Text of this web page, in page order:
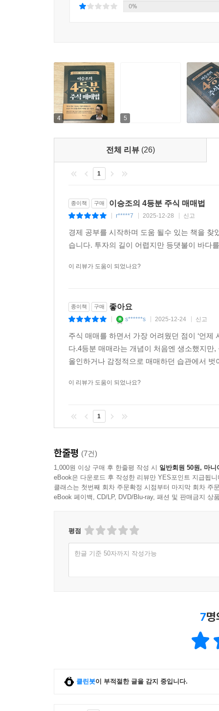
‘4등분법칙’은 파동이 완성된 후 다음 파동을 예
해야 추세 전환 신호로 해석할 수 있다. 그 외 블
능성을 가진 파동으로 평가할 수 있다.
---「2장 모노파동법칙: 4등분법칙의 한계를 보완
엔비디아와 SK하이닉스를 연결고리로 하는
으로 부각되고 있다. 따라서 이들 종목의 상대속
이러한 분석은 소부장(소재·부품·장비) 섹터 내
에서 ‘집중해야 할 종목’과 ‘관망해야 할 종목’을
---「2장 모노파동법칙: 4등분법칙의 한계를 보완
급등한 종목의 경우, 시장에서는 추가 상승 랠리
예상만큼 강하게 오르지 않고 변동성만 확대되는
그런데 한화오션도 7월 7일 120일 이동평균선을
되었고, 7월 31일 ‘조선주 펀드 1,500억 달러 조
도주로 부상하면서 2025년 3월 24일부터 전개된
개인적으로 매매대상을 선정해서 그 기업의 흥망
이건희 회장이 심근경색으로 쓰러지면서 중대한
없는 50:1 액면분할이었다.
---「3장 4등분법칙을 통한 대표기업 사례분석」중
액면분할은 자본금을 늘리지 않고, 기존 주식의
치게 높아져 거래가 활발하지 못한 상황에서 선
를 1/10로 낮추고 유통 주식 수를 늘려 거래를 활성
필자는 두 개의 계좌를 병행 운영할 것을 권한다.
레이딩 훈련 계좌’이다. 두 번째 계좌는 최소 3~4
공을 쌓는 용도다. 이 두 계좌를 병행하다 보면,
은 의외로 단순하다.
---「3장 4등분법칙을 통한 대표기업 사례분석」중
---「3장 4등분법칙을 통한 대표기업 사례분석」중
약하다.
이 책에서 제시하는 매수 타점과 매도 기준이 명
이 책은 실제 매매 타이밍을 알려줍니다. 시장에
싶은 분들에게 추천합니다.
_ 64세 은퇴자(투자 경력 13년)
0%
4 5
전체 리뷰 (26)
1
종이책 구매 이승조의 4등분 주식 매매법
r*****7 2025-12-28 신고
경제 공부를 시작하며 도움 될수 있는 책을
습니다. 투자의 길이 어렵지만 등댓불이 바다
이 리뷰가 도움이 되었나요?
종이책 구매 좋아요
s******s 2025-12-24 신고
주식 매매를 하면서 가장 어려웠던 점이 ‘언
다.4등분 매매라는 개념이 처음엔 생소했지
올인하거나 감정적으로 매매하던 습관에서
이 리뷰가 도움이 되었나요?
1
한줄평 (7건)
1,000원 이상 구매 후 한줄평 작성 시 일반회원 50원, 마니
eBook은 다운로드 후 작성한 리뷰만 YES포인트 지급됩니
클래스는 첫번째 회차 주문확정 시점부터 마지막 회차 주
eBook 페이백, CD/LP, DVD/Blu-ray, 패션 및 판매금지 상
평점
한글 기준 50자까지 작성가능
7
클린봇이 부적절한 글을 감지 중입니다.